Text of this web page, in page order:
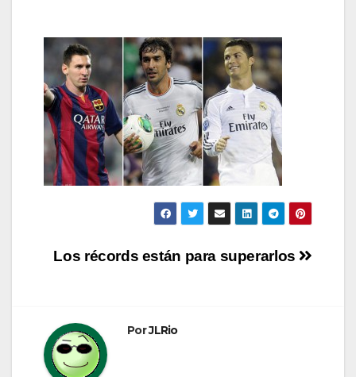
Navegación
entradas
Los récords están para superarlos
PorJLRio